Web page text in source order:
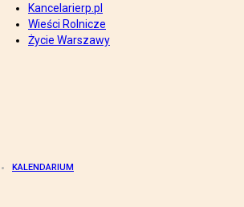
Kancelarierp.pl
Wieści Rolnicze
Życie Warszawy
KALENDARIUM